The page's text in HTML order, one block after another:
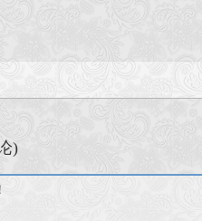
度的地图名（现在可随意输入，
息功能
)